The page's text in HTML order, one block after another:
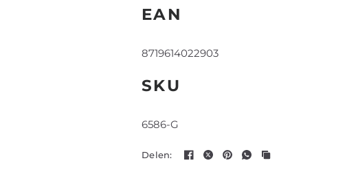
EAN
8719614022903
SKU
6586-G
Delen: